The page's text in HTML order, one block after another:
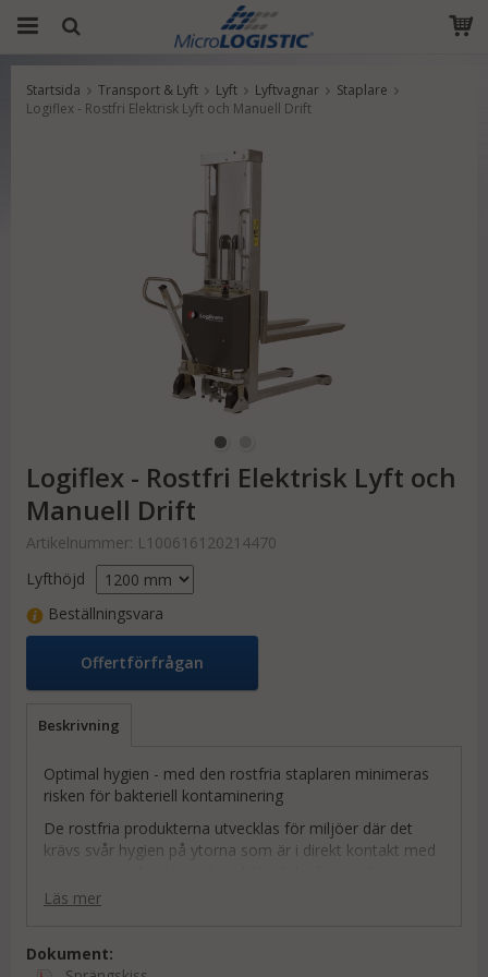
Produkten har blivit tillagd i varukorgen
Startsida Transport & Lyft Lyft Lyftvagnar
Staplare
Logiflex - Rostfri Elektrisk Lyft och Manuell Drift
Logiflex - Rostfri Elektrisk Lyft och
Manuell Drift
Artikelnummer: L100616120214470
Lyfthöjd
Beställningsvara
Offertförfrågan
Beskrivning
Optimal hygien - med den rostfria staplaren minimeras
risken för bakteriell kontaminering
De rostfria produkterna utvecklas för miljöer där det
krävs svår hygien på ytorna som är i direkt kontakt med
Designen fokuserar på användarens säkerhet och
säkerställer det ergonomiskt korrekta handtaget
användaren ett avslappnat grepp.
Läs mer
Dokument: